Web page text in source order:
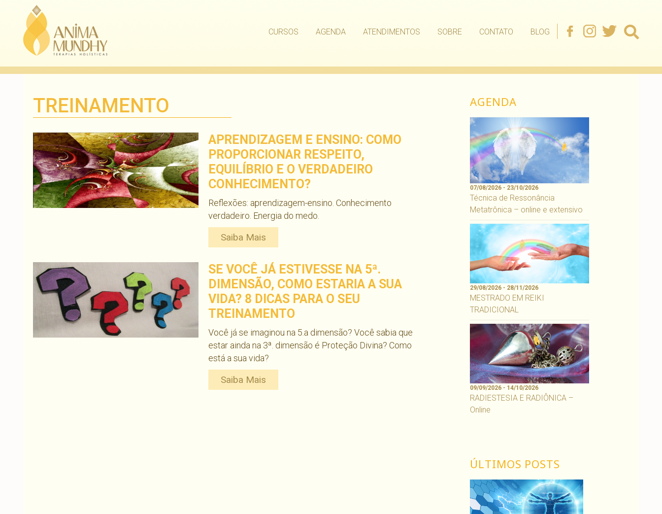
CURSOS AGENDA ATENDIMENTOS SOBRE CONTATO BLOG
TREINAMENTO
APRENDIZAGEM E ENSINO: COMO
PROPORCIONAR RESPEITO,
EQUILÍBRIO E O VERDADEIRO
CONHECIMENTO?
Reflexões: aprendizagem-ensino. Conhecimento
verdadeiro. Energia do medo.
Saiba Mais
SE VOCÊ JÁ ESTIVESSE NA 5ª.
DIMENSÃO, COMO ESTARIA A SUA
VIDA? 8 DICAS PARA O SEU
TREINAMENTO
Você já se imaginou na 5.a dimensão? Você sabia que
estar ainda na 3ª. dimensão é Proteção Divina? Como
está a sua vida?
Saiba Mais
AGENDA
07/08/2026 - 23/10/2026
Técnica de Ressonância
Metatrônica – online e extensivo
29/08/2026 - 28/11/2026
MESTRADO EM REIKI
TRADICIONAL
09/09/2026 - 14/10/2026
RADIESTESIA E RADIÔNICA –
Online
ÚLTIMOS POSTS